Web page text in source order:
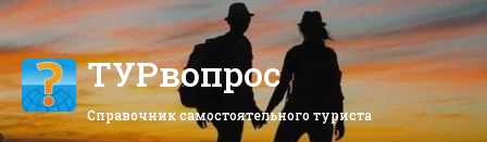
Перейти
к
содержимомуТУРвопрос
Справочник самостоятельного туриста